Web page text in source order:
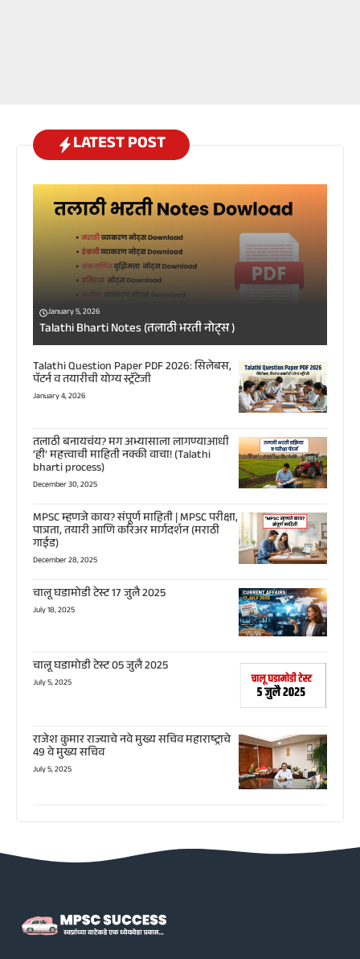
LATEST POST
January 5, 2026
Talathi Bharti Notes (तलाठी भरती नोट्स )
Talathi Question Paper PDF 2026: सिलेबस,
पॅटर्न व तयारीची योग्य स्ट्रॅटेजी
January 4, 2026
तलाठी बनायचंय? मग अभ्यासाला लागण्याआधी
‘ही’ महत्त्वाची माहिती नक्की वाचा! (Talathi
bharti process)
December 30, 2025
MPSC म्हणजे काय? संपूर्ण माहिती | MPSC परीक्षा,
पात्रता, तयारी आणि करिअर मार्गदर्शन (मराठी
गाईड)
December 28, 2025
चालू घडामोडी टेस्ट 17 जुलै 2025
July 18, 2025
चालू घडामोडी टेस्ट 05 जुलै 2025
July 5, 2025
राजेश कुमार राज्याचे नवे मुख्य सचिव महाराष्ट्राचे
49 वे मुख्य सचिव
July 5, 2025